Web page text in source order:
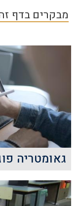
מבקרים בדף
הסדנה
גאומטריה